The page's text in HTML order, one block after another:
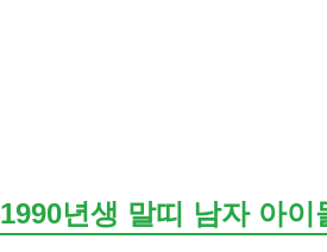
1990년생 말띠 남자 아